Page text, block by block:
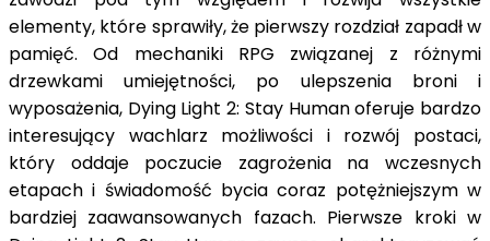
elementy, które sprawiły, że pierwszy rozdział zapadł w
pamięć. Od mechaniki RPG związanej z różnymi
drzewkami umiejętności, po ulepszenia broni i
wyposażenia, Dying Light 2: Stay Human oferuje bardzo
interesujący wachlarz możliwości i rozwój postaci,
który oddaje poczucie zagrożenia na wczesnych
etapach i świadomość bycia coraz potężniejszym w
bardziej zaawansowanych fazach. Pierwsze kroki w